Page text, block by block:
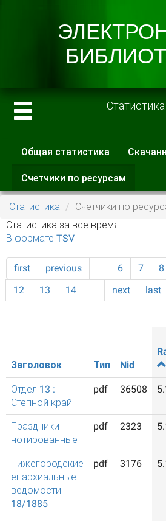
Статистика
Главные вкладки
Общая статистика
Счетчики по ресурсам
Статистика
Счетчики по
Статистика за все время
В формате TSV
first previous … 6 7 8
12
13 14 … next last
Заголовок Тип Nid
Отдел 13 :
Степной край
pdf 36508
Праздники
нотированные
pdf 2323
Нижегородские
епархиальные
ведомости
18/1885
pdf 3176